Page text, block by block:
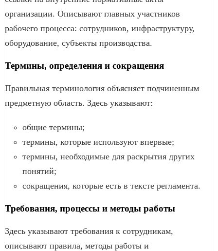
организации. Описывают главных участников
рабочего процесса: сотрудников, инфраструктуру,
оборудование, субъекты производства.
Термины, определения и сокращения
Правильная терминология объясняет подчиненным
предметную область. Здесь указывают:
общие термины;
термины, которые используют впервые;
термины, необходимые для раскрытия других
понятий;
сокращения, которые есть в тексте регламента.
Требования, процессы и методы работы
Здесь указывают требования к сотрудникам,
описывают правила, методы работы и